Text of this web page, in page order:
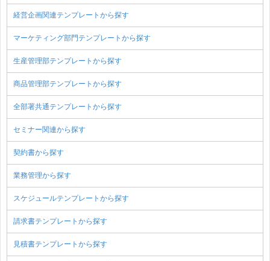
経営企画関連テンプレートから探す
マーケティング部門テンプレートから探す
生産管理部テンプレートから探す
商品管理部テンプレートから探す
全部署共通テンプレートから探す
セミナー関連から探す
契約書から探す
業務管理から探す
スケジュールテンプレートから探す
請求書テンプレートから探す
見積書テンプレートから探す